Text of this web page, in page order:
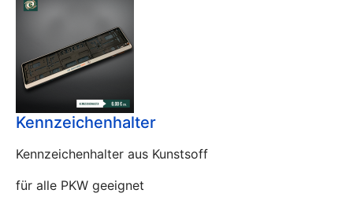
Kennzeichenhalter
Kennzeichenhalter aus Kunstsoff
für alle PKW geeignet